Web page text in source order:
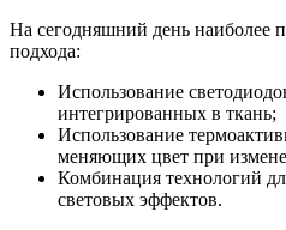
На сегодняшний день наиболее
подхода:
Использование
интегрированных в ткань;
Использование
меняющих цвет при
Комбинация технологий
световых эффектов.